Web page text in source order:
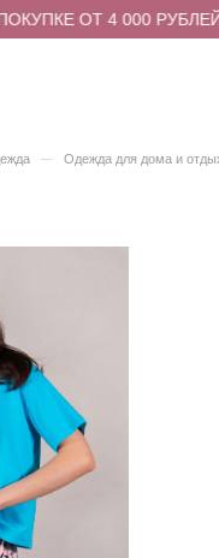
ОТ 4 000 РУБЛЕЙ
– Одежда для дома и